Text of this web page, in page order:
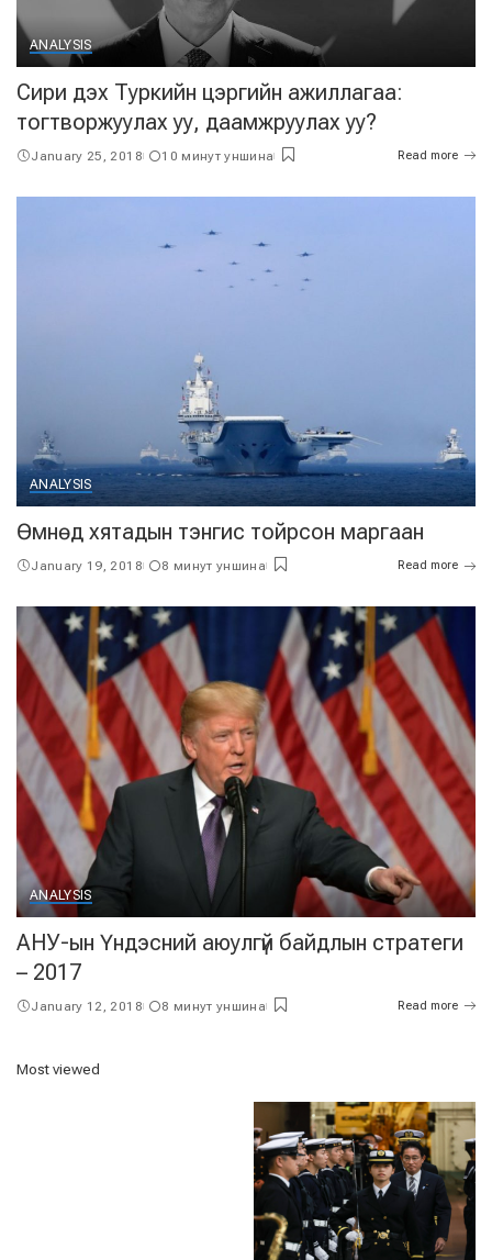
ANALYSIS
Сири дэх Туркийн цэргийн ажиллагаа:
тогтворжуулах уу, даамжруулах уу?
January 25, 2018 10 минут уншина Read more
ANALYSIS
Өмнөд хятадын тэнгис тойрсон маргаан
January 19, 2018 8 минут уншина Read more
ANALYSIS
АНУ-ын Үндэсний аюулгүй байдлын стратеги
– 2017
January 12, 2018 8 минут уншина Read more
Most viewed